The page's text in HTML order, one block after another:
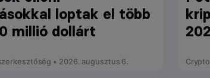
loptak el több
millió dollárt
• 2026. augusztus 6.